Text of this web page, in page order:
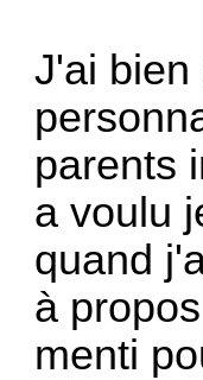
J'ai bien
parents
a voulu
quand
à
menti